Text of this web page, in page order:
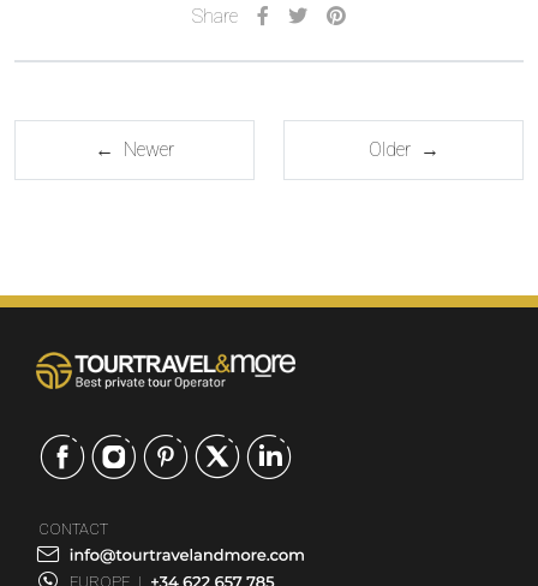
Share
← Newer Older →
CONTACT
EUROPE |